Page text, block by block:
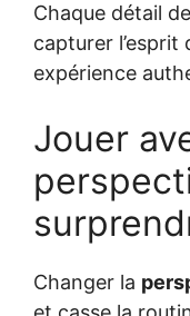
Chaque détail
capturer
expérience
Jouer
Changer la